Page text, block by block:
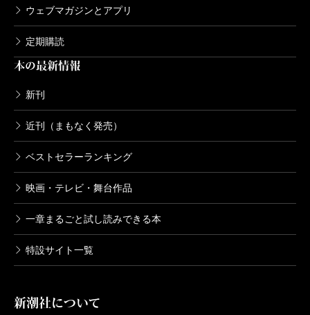
ウェブマガジンとアプリ
定期購読
本の最新情報
新刊
近刊（まもなく発売）
ベストセラーランキング
映画・テレビ・舞台作品
一章まるごと試し読みできる本
特設サイト一覧
新潮社について